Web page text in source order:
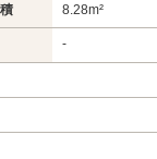
8.28m²
-